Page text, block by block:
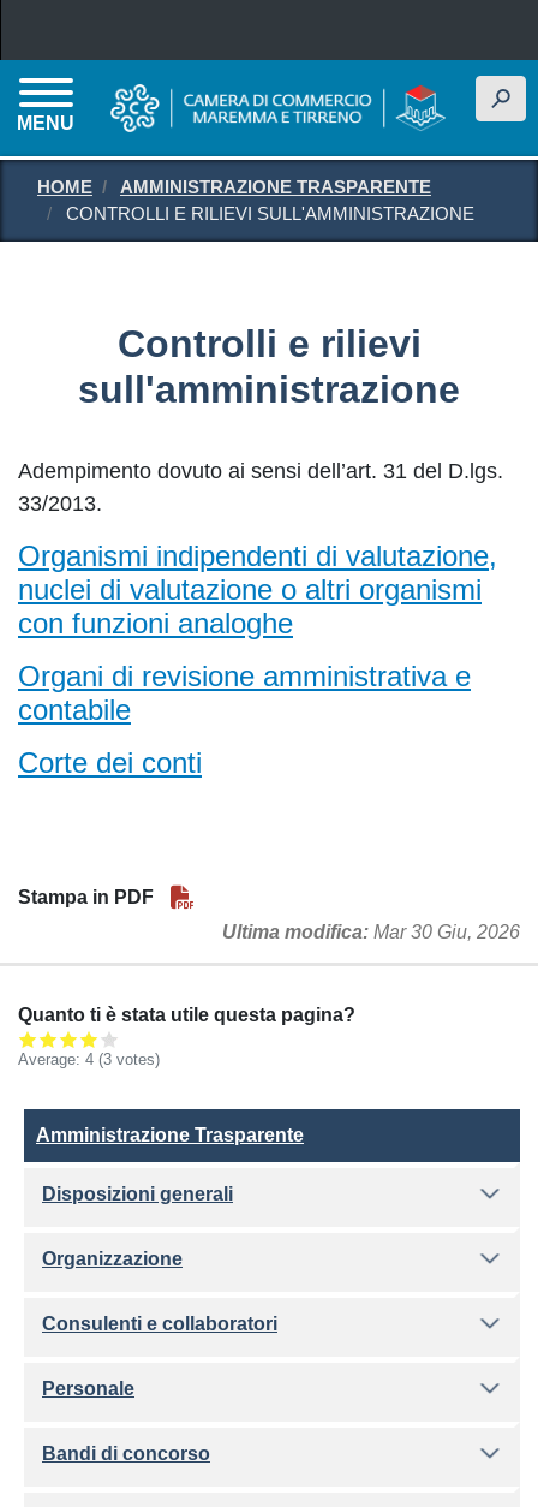
MENU
h
HOME
AMMINISTRAZIONE TRASPARENTE
CONTROLLI E RILIEVI SULL'AMMINISTRAZIONE
Controlli e rilievi
sull'amministrazione
Adempimento dovuto ai sensi dell’art. 31 del D.lgs.
33/2013.
Organismi indipendenti di valutazione,
nuclei di valutazione o altri organismi
con funzioni analoghe
Organi di revisione amministrativa e
contabile
Corte dei conti
Stampa in PDF
Ultima modifica Mar 30 Giu, 2026
Quanto ti è stata utile questa pagina?
Average: 4 (3 votes)
Amministrazione Trasparente
Amministrazione Trasparente
Disposizioni generali
Organizzazione
Consulenti e collaboratori
Personale
Bandi di concorso